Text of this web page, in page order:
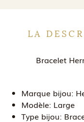
LA
Bracelet
Marque bijou:
Modèle: Large
Type bijou: